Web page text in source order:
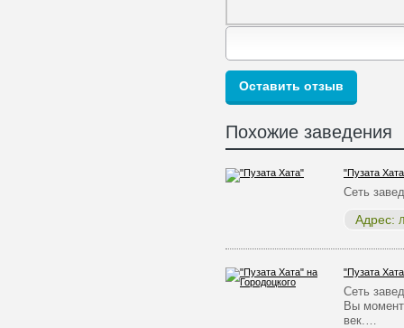
Похожие заведения
"Пузата
Сеть
Адрес:
"Пузата
Сеть
Вы
век.…